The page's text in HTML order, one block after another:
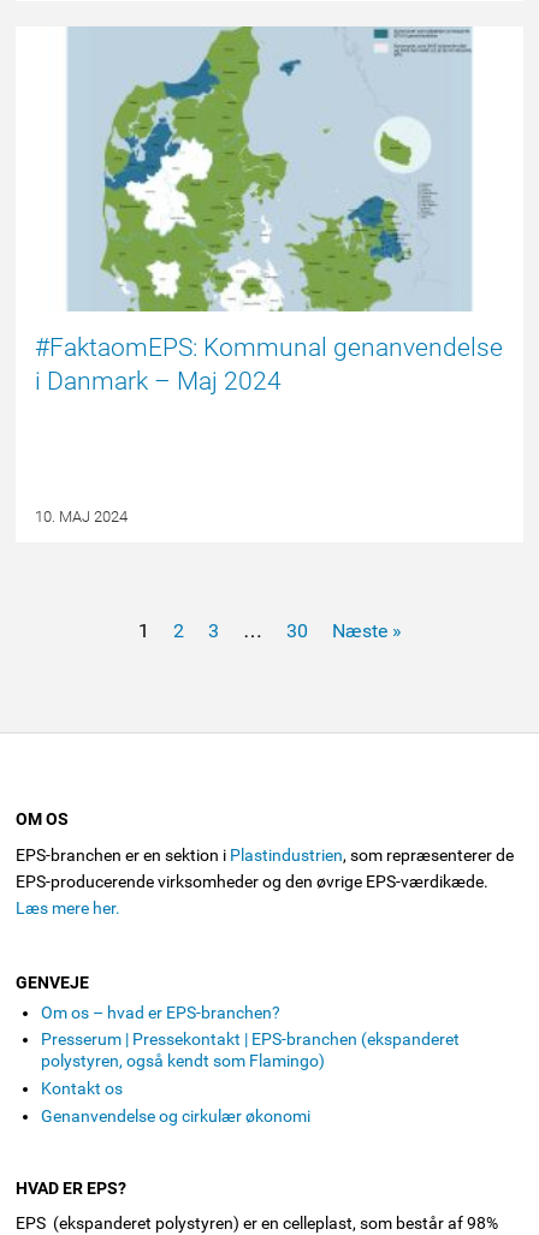
#FaktaomEPS: Kommunal genanvendelse
i Danmark – Maj 2024
10. MAJ 2024
FORSIDE
1 2 3 … 30 Næste »
OM OS
EPS-branchen er en sektion i Plastindustrien, som repræsenterer de
EPS-producerende virksomheder og den øvrige EPS-værdikæde.
Læs mere her.
GENVEJE
Om os – hvad er EPS-branchen?
Presserum | Pressekontakt | EPS-branchen (ekspanderet
polystyren, også kendt som Flamingo)
Kontakt os
Genanvendelse og cirkulær økonomi
HVAD ER EPS?
EPS (ekspanderet polystyren) er en celleplast, som består af 98%